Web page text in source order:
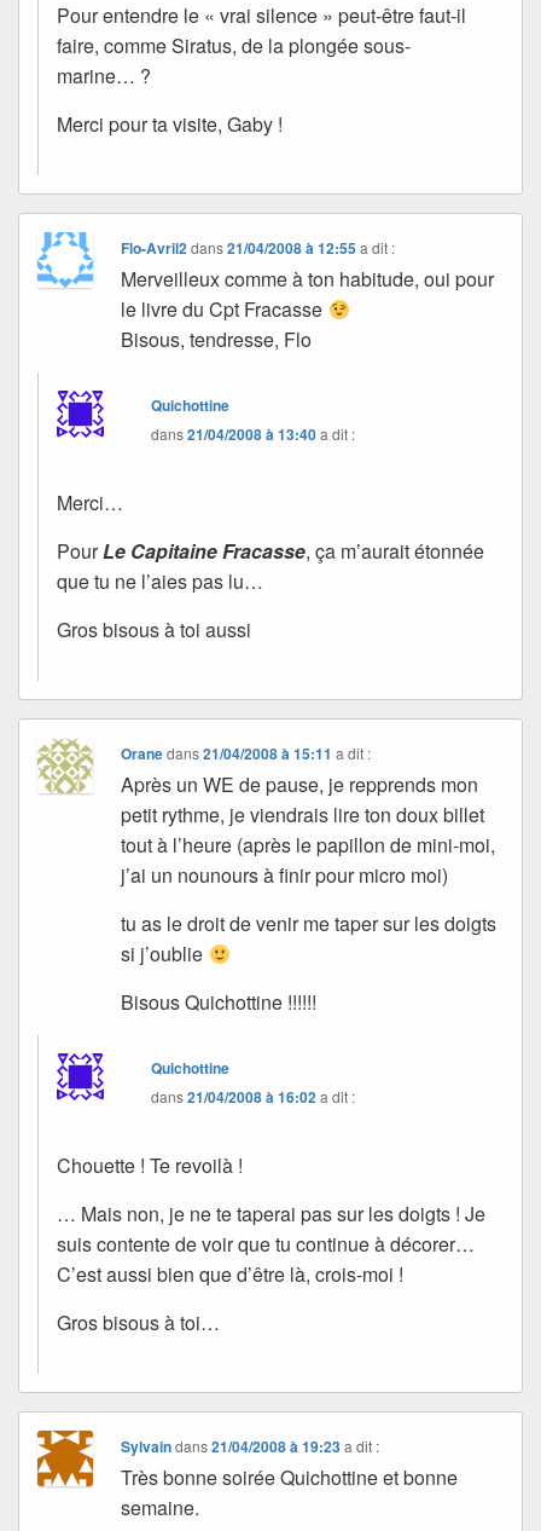
Pour entendre le « vrai silence » peut-être faut-il
faire, comme Siratus, de la plongée sous-
marine… ?
Merci pour ta visite, Gaby !
Flo-Avril2dans21/04/2008 à 12:55 a dit :
Merveilleux comme à ton habitude, oui pour
le livre du Cpt Fracasse
Bisous, tendresse, Flo
Quichottine
dans21/04/2008 à 13:40a dit :
Merci…
PourLe Capitaine Fracasse, ça m’aurait étonnée
que tu ne l’aies pas lu…
Gros bisous à toi aussi
Oranedans21/04/2008 à 15:11 a dit :
Après un WE de pause, je repprends mon
petit rythme, je viendrais lire ton doux billet
tout à l’heure (après le papillon de mini-moi,
j’ai un nounours à finir pour micro moi)
tu as le droit de venir me taper sur les doigts
si j’oublie
Bisous Quichottine !!!!!!
Quichottine
dans21/04/2008 à 16:02a dit :
Chouette ! Te revoilà !
… Mais non, je ne te taperai pas sur les doigts ! Je
suis contente de voir que tu continue à décorer…
C’est aussi bien que d’être là, crois-moi !
Gros bisous à toi…
Sylvaindans21/04/2008 à 19:23 a dit :
Très bonne soirée Quichottine et bonne
semaine.